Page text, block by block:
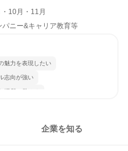
10月・11月
ニー&キャリア教育等
魅力を表現したい
志向が強い
場所で働ける
企業を知る